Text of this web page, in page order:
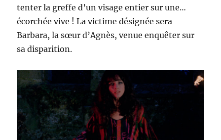
tenter la greffe d’un visage entier sur une…
écorchée vive ! La victime désignée sera
Barbara, la sœur d’Agnès, venue enquêter sur
sa disparition.